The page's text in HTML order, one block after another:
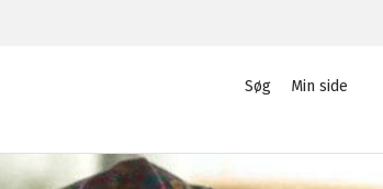
PrivatSøg Min side